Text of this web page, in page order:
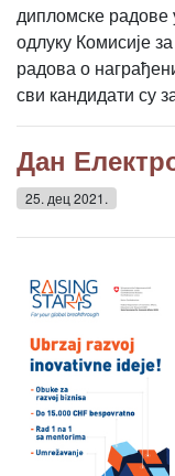
дипломске радове
одлуку Комисије
радова о
сви кандидати су
Дан
25. дец 2021.